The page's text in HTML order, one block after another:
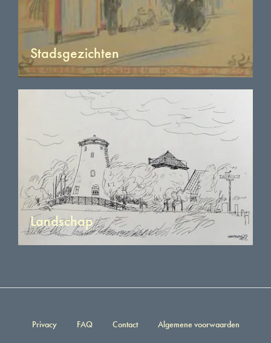
Stadsgezichten
Landschap
Privacy FAQ Contact Algemene voorwaarden